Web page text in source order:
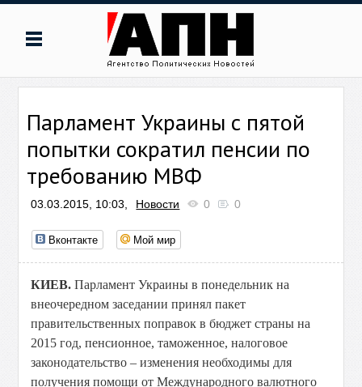
Парламент Украины с пятой
попытки сократил пенсии по
требованию МВФ
03.03.2015, 10:03, Новости 0 0
Вконтакте Мой мир
КИЕВ.Парламент Украины в понедельник на
внеочередном заседании принял пакет
правительственных поправок в бюджет страны на
2015 год, пенсионное, таможенное, налоговое
законодательство – изменения необходимы для
получения помощи от Международного валютного